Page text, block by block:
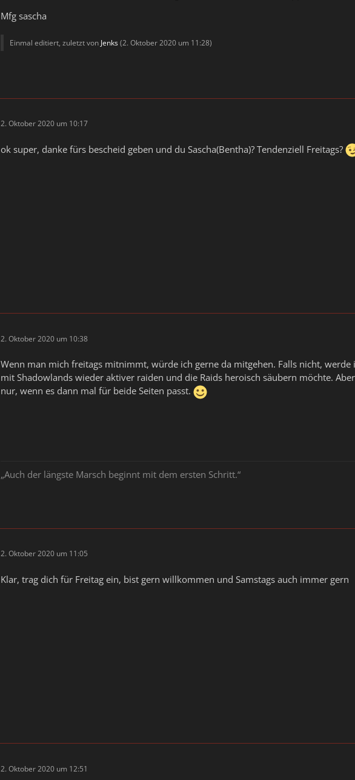
Mfg sascha
Einmal editiert, zuletzt von Jenks(2. Oktober 2020 um 11:28)
2. Oktober 2020 um 10:17
ok super, danke fürs bescheid geben und du Sascha(Bentha)? Tendenziell Freitags?
2. Oktober 2020 um 10:38
Wenn man mich freitags mitnimmt, würde ich gerne da mitgehen. Falls nicht,
mit Shadowlands wieder aktiver raiden und die Raids heroisch säubern möchte.
nur, wenn es dann mal für beide Seiten passt.
„Auch der längste Marsch beginnt mit dem ersten Schritt.“
2. Oktober 2020 um 11:05
Klar, trag dich für Freitag ein, bist gern willkommen und Samstags auch immer gern
2. Oktober 2020 um 12:51